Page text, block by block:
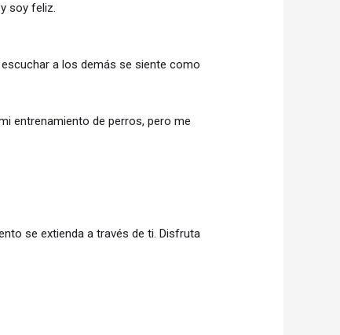
soy feliz.
a los demás se siente como
entrenamiento de perros, pero me
se extienda a través de ti. Disfruta